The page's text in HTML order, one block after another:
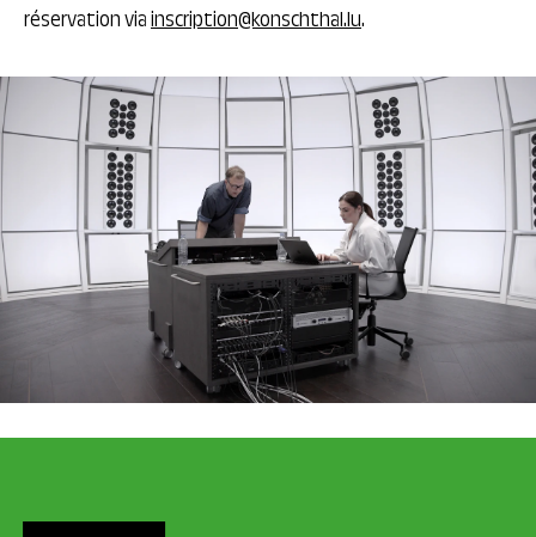
réservation viainscription@konschthal.lu.